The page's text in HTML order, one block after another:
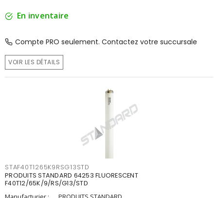
En inventaire
Compte PRO seulement. Contactez votre succursale
VOIR LES DÉTAILS
STAF40T1265K9RSG13STD
PRODUITS STANDARD 64253 FLUORESCENT
F40T12/65K/9/RS/G13/STD